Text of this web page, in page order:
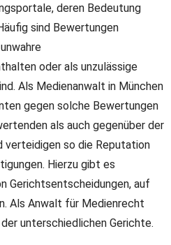
deren Bedeutung
sind Bewertungen
oder als unzulässige
Als Medienanwalt in München
gegen solche Bewertungen
als auch gegenüber der
so die Reputation
Hierzu gibt es
Gerichtsentscheidungen, auf
Als Anwalt für Medienrecht
unterschiedlichen Gerichte.